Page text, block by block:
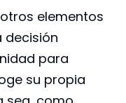
elementos
decisión
para
su propia